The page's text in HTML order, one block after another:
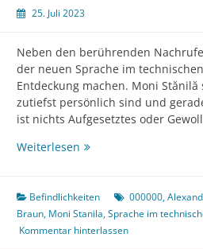
25. Juli 2023
Neben den berührenden
der neuen Sprache im
Entdeckung machen. Moni
zutiefst persönlich sind und
ist nichts Aufgesetztes oder
Weiterlesen Befindlichkeiten
Befindlichkeiten 000000,
Braun, Moni Stanila,Sprache im
Kommentar hinterlassen